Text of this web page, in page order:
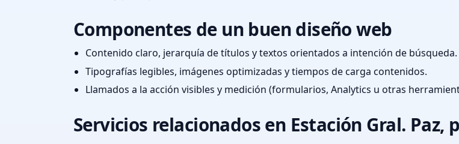
Componentes de un buen diseño web
Contenido claro, jerarquía de títulos y textos orientados a intención de búsqueda.
Tipografías legibles, imágenes optimizadas y tiempos de carga contenidos.
Llamados a la acción visibles y medición (formularios, Analytics u otras
Servicios relacionados en Estación Gral. Paz,